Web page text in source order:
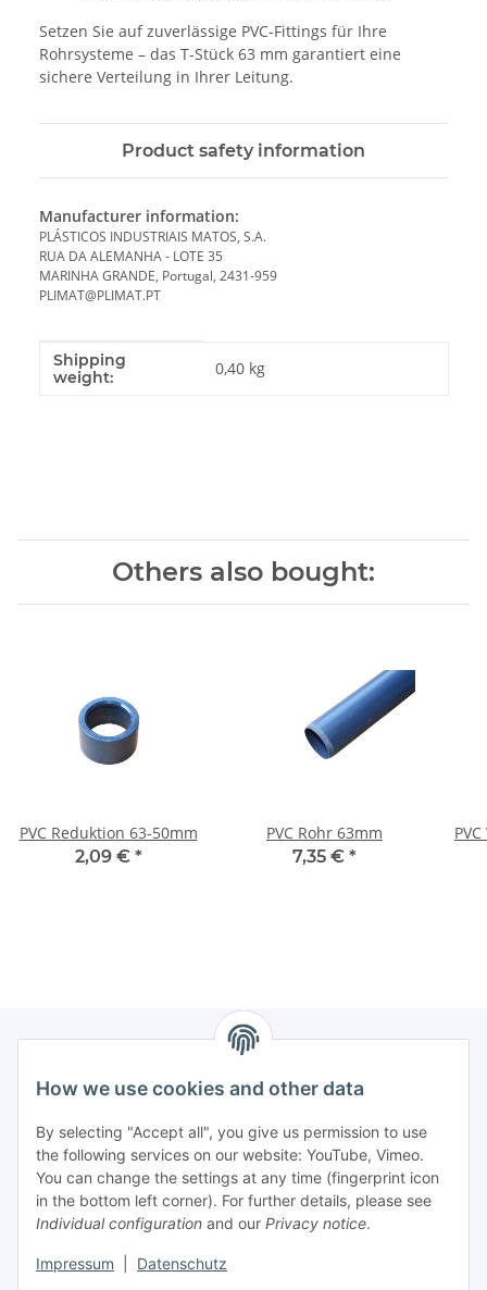
How we use cookies and other data
By selecting "Accept all", you give us permission to use
the following services on our website: YouTube, Vimeo.
You can change the settings at any time (fingerprint icon
in the bottom left corner). For further details, please see
Individual configuration and our Privacy notice.
Impressum Datenschutz
Setzen Sie auf zuverlässige PVC-Fittings für Ihre
Rohrsysteme – das T-Stück 63 mm garantiert eine
sichere Verteilung in Ihrer Leitung.
Product safety information
Manufacturer information:
PLÁSTICOS INDUSTRIAIS MATOS, S.A.
RUA DA ALEMANHA - LOTE 35
MARINHA GRANDE, Portugal, 2431-959
PLIMAT@PLIMAT.PT
Item information
Value
Shipping
weight:
0,40 kg
Others also bought:
PVC Reduktion 63-50mm
2,09 € *
PVC Rohr 63mm
7,35 € *
Information
Legal
strong brands